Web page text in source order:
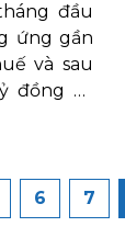
đầu
ứng gần
và sau
đồng và
6 7